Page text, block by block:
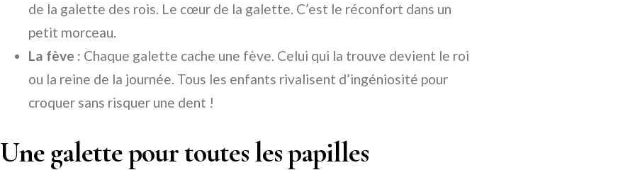
de la galette des rois. Le cœur de la galette. C’est le réconfort dans un
petit morceau.
La fève : Chaque galette cache une fève. Celui qui la trouve devient le roi
ou la reine de la journée. Tous les enfants rivalisent d’ingéniosité pour
croquer sans risquer une dent !
Une galette pour toutes les papilles